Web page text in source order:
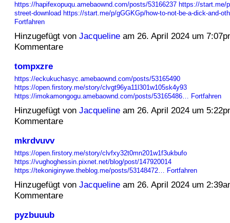
https://hapifexopuqu.amebaownd.com/posts/53166237 https://start.me/
street-download https://start.me/p/gGGKGp/how-to-not-be-a-dick-and-
Fortfahren
Hinzugefügt von Jacquelineam 26. April 2024 um
Kommentare
tompxzre
https://eckukuchasyc.amebaownd.com/posts/53165490
https://open.firstory.me/story/clvgt96ya11l301w105sk4y93
https://imokamongogu.amebaownd.com/posts/53165486… Fortfahren
Hinzugefügt von Jacquelineam 26. April 2024 um
Kommentare
mkrdvuvv
https://open.firstory.me/story/clvfxy32t0mn201w1f3ukbufo
https://vughoghessin.pixnet.net/blog/post/147920014
https://tekoniginywe.theblog.me/posts/53148472… Fortfahren
Hinzugefügt von Jacquelineam 26. April 2024 um
Kommentare
pyzbuuub